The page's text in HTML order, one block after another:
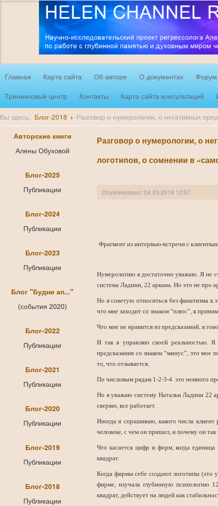
Главная Карта сайта Об авторе О документах
Форум
Тренинговый центр
Контакты Карта сайта консультаций
Вы здесь: Блог-2018
Разговор о нумерологии, о негативных
Авторские книги
Алены Обуховой
Блог-2025
Публикации
Блог-2024
Публикации
Блог-2023
Публикации
Блог "Будни ап..."
(события 2020)
Блог-2022
Публикации
Блог-2021
Публикации
Блог-2020
Публикации
Блог-2019
Публикации
Блог-2018
Публикации
Разговор о нумерологии, о
логотипов, о сомнении в
Опубликовано: 04.03.2018 12:07
Фрагмент из интервью-встречи с
Нумерологию я достаточно уважаю. Я не
система Ладини, 22 аркана. Но это не про
Но я советую относиться без фанатизма
что мне заходит со знаком “плюс”, я
Что мне не нравится из предсказаний, я
И так я управляю своей реальностью.
предсказания со знаком “минус”, это мое
то, что отзывается.
По числовым рядам 1-2-3-4 это немного
Но я уважаю систему Натальи Ладини 22
сверяю, все работает.
Иногда я спрашиваю, какого числа
человеке, с чем он пришел, и почему он так
Что касается цифр и форм, когда
квадрат.
Когда фирмы себе создают логотипы (это
фирме, изучала глубинную психологию
квадрат, действует на людей как